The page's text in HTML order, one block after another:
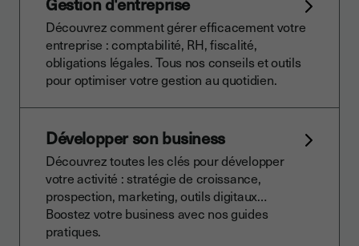
Découvrez comment gérer efficacement votre
entreprise : comptabilité, RH, fiscalité,
obligations légales. Tous nos conseils et outils
pour optimiser votre gestion au quotidien.
Développer son business
Découvrez toutes les clés pour développer
votre activité : stratégie de croissance,
prospection, marketing, outils digitaux…
Boostez votre business avec nos guides
pratiques.